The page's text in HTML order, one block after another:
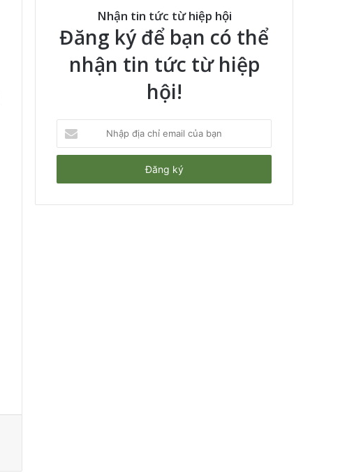
Nhận tin tức từ hiệp hội
Đăng ký để bạn có thể
nhận tin tức từ hiệp
hội!
địa
chỉ
của